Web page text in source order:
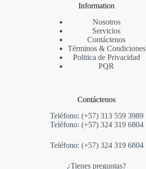
Information
Nosotros
Servicios
Contáctenos
Términos & Condiciones
Politica de Privacidad
PQR
Contáctenos
Teléfono: (+57) 313 559 3989
Teléfono: (+57) 324 319 6804
Teléfono: (+57) 324 319 6804
¿Tienes preguntas?